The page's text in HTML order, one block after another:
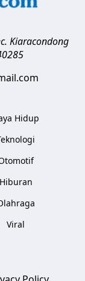
Kiaracondong
Hidup
Hiburan
Viral